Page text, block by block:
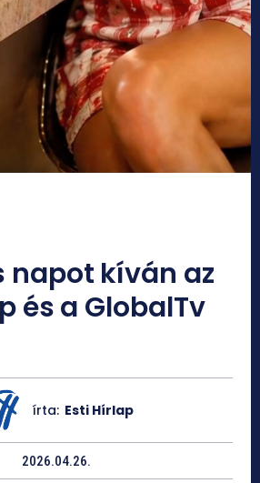
napot kíván az
és a GlobalTv
írta: Esti Hírlap
2026.04.26.